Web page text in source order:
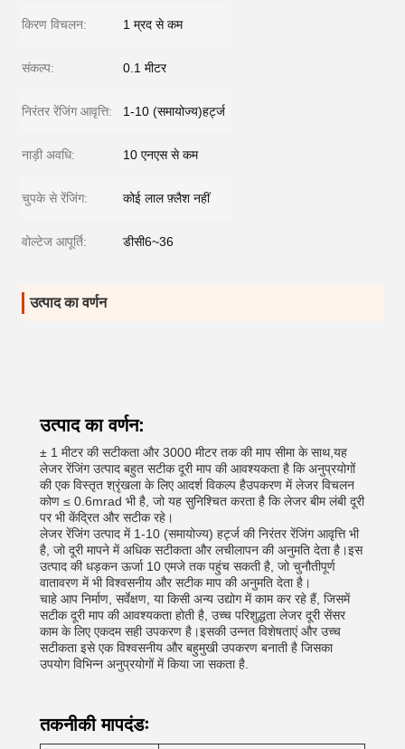
किरण विचलन: 1 म्रद से कम
संकल्प: 0.1 मीटर
निरंतर रेंजिंग आवृत्ति: 1-10 (समायोज्य)हर्ट्ज
नाड़ी अवधि: 10 एनएस से कम
चुपके से रेंजिंग: कोई लाल फ़्लैश नहीं
वोल्टेज आपूर्ति: डीसी6~36
उत्पाद का वर्णन
उत्पाद का वर्णन:
± 1 मीटर की सटीकता और 3000 मीटर तक की माप सीमा के साथ,यह
लेजर रेंजिंग उत्पाद बहुत सटीक दूरी माप की आवश्यकता है कि अनुप्रयोगों
की एक विस्तृत श्रृंखला के लिए आदर्श विकल्प हैउपकरण में लेजर विचलन
कोण ≤ 0.6mrad भी है, जो यह सुनिश्चित करता है कि लेजर बीम लंबी दूरी
पर भी केंद्रित और सटीक रहे।
लेजर रेंजिंग उत्पाद में 1-10 (समायोज्य) हर्ट्ज की निरंतर रेंजिंग आवृत्ति भी
है, जो दूरी मापने में अधिक सटीकता और लचीलापन की अनुमति देता है।इस
उत्पाद की धड़कन ऊर्जा 10 एमजे तक पहुंच सकती है, जो चुनौतीपूर्ण
वातावरण में भी विश्वसनीय और सटीक माप की अनुमति देता है।
चाहे आप निर्माण, सर्वेक्षण, या किसी अन्य उद्योग में काम कर रहे हैं, जिसमें
सटीक दूरी माप की आवश्यकता होती है, उच्च परिशुद्धता लेजर दूरी सेंसर
काम के लिए एकदम सही उपकरण है।इसकी उन्नत विशेषताएं और उच्च
सटीकता इसे एक विश्वसनीय और बहुमुखी उपकरण बनाती है जिसका
उपयोग विभिन्न अनुप्रयोगों में किया जा सकता है.
तकनीकी मापदंडः